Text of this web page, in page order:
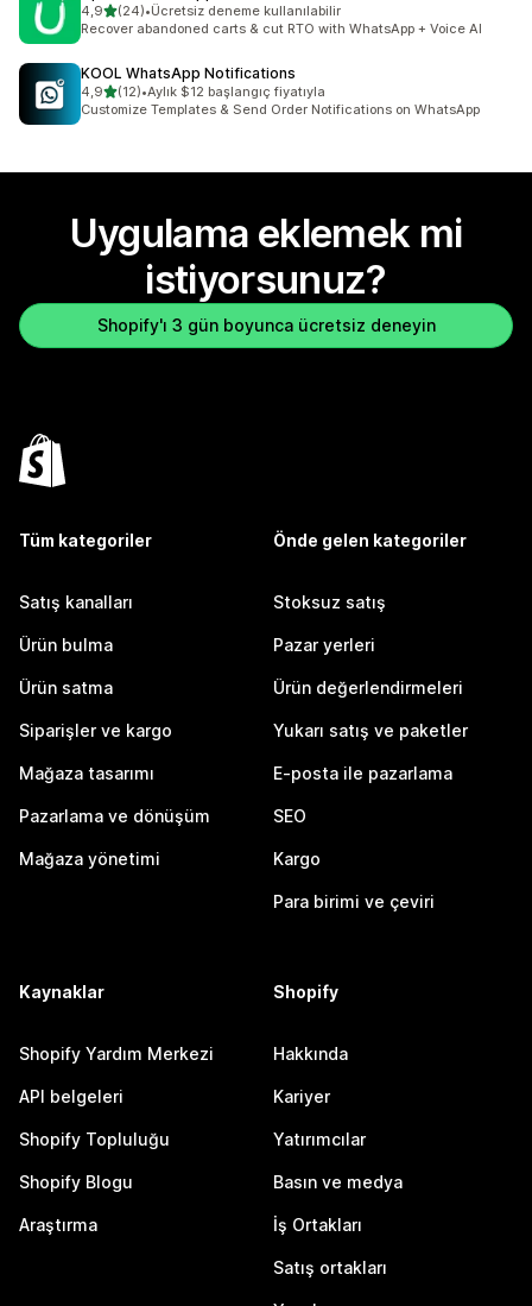
4,95 yıldız üzerinden
(24)
toplam 24 değerlendirme
•Ücretsiz deneme kullanılabilir
Recover abandoned carts & cut RTO with WhatsApp + Voice AI
KOOL WhatsApp Notifications
4,95 yıldız üzerinden
(12)
toplam 12 değerlendirme
•Aylık $12 başlangıç fiyatıyla
Customize Templates & Send Order Notifications on WhatsApp
Uygulama eklemek mi
istiyorsunuz?
Shopify'ı 3 gün boyunca ücretsiz deneyin
Tüm kategoriler
Satış kanalları
Ürün bulma
Ürün satma
Siparişler ve kargo
Mağaza tasarımı
Pazarlama ve dönüşüm
Mağaza yönetimi
Önde gelen kategoriler
Stoksuz satış
Pazar yerleri
Ürün değerlendirmeleri
Yukarı satış ve paketler
E-posta ile pazarlama
SEO
Kargo
Para birimi ve çeviri
Kaynaklar
Shopify Yardım Merkezi
API belgeleri
Shopify Topluluğu
Shopify Blogu
Araştırma
Shopify
Hakkında
Kariyer
Yatırımcılar
Basın ve medya
İş Ortakları
Satış ortakları